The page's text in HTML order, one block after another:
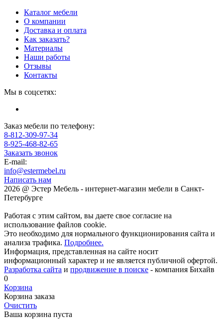
Каталог мебели
О компании
Доставка и оплата
Как заказать?
Материалы
Наши работы
Отзывы
Контакты
Мы в соцсетях:
Заказ мебели по телефону:
8-812-309-97-34
8-925-468-82-65
Заказать звонок
E-mail:
info@estermebel.ru
Написать нам
2026 @ Эстер Мебель - интернет-магазин мебели в Санкт-
Петербурге
Работая с этим сайтом, вы даете свое согласие на
использование файлов cookie.
Это необходимо для нормального функционирования сайта и
анализа трафика. Подробнее.
Информация, представленная на сайте носит
информационный характер и не является публичной офертой.
Разработка сайта и продвижение в поиске - компания Бихайв
0
Корзина
Корзина заказа
Очистить
Ваша корзина пуста